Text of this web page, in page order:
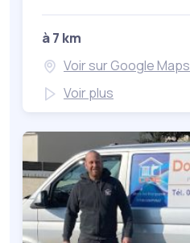
à 7 km
Voir sur Google Maps
Voir plus